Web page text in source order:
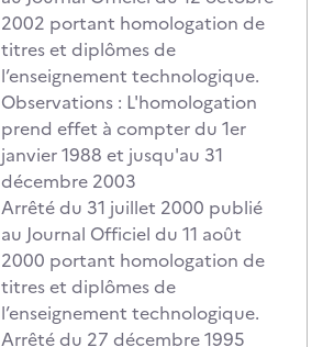
2002 portant homologation de
titres et diplômes de
l’enseignement technologique.
Observations : L'homologation
prend effet à compter du 1er
janvier 1988 et jusqu'au 31
décembre 2003
Arrêté du 31 juillet 2000 publié
au Journal Officiel du 11 août
2000 portant homologation de
titres et diplômes de
l’enseignement technologique.
Arrêté du 27 décembre 1995